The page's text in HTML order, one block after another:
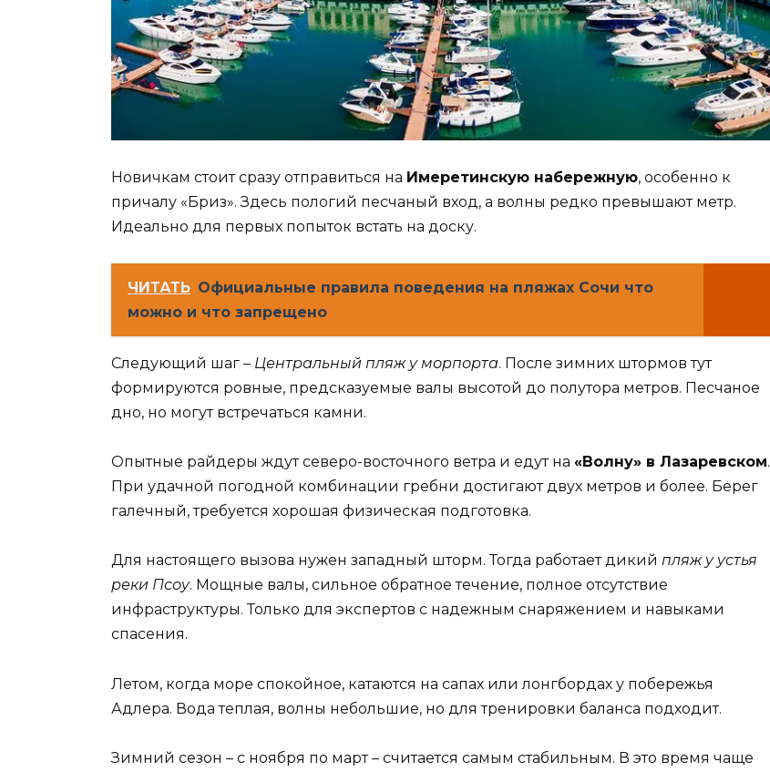
Новичкам стоит сразу отправиться на Имеретинскую набережную, особенно к
причалу «Бриз». Здесь пологий песчаный вход, а волны редко превышают метр.
Идеально для первых попыток встать на доску.
ЧИТАТЬ Официальные правила поведения на пляжах Сочи что
можно и что запрещено
Следующий шаг – Центральный пляж у морпорта. После зимних штормов тут
формируются ровные, предсказуемые валы высотой до полутора метров. Песчаное
дно, но могут встречаться камни.
Опытные райдеры ждут северо-восточного ветра и едут на «Волну» в Лазаревском.
При удачной погодной комбинации гребни достигают двух метров и более. Берег
галечный, требуется хорошая физическая подготовка.
Для настоящего вызова нужен западный шторм. Тогда работает дикий пляж у устья
реки Псоу. Мощные валы, сильное обратное течение, полное отсутствие
инфраструктуры. Только для экспертов с надежным снаряжением и навыками
спасения.
Летом, когда море спокойное, катаются на сапах или лонгбордах у побережья
Адлера. Вода теплая, волны небольшие, но для тренировки баланса подходит.
Зимний сезон – с ноября по март – считается самым стабильным. В это время чаще